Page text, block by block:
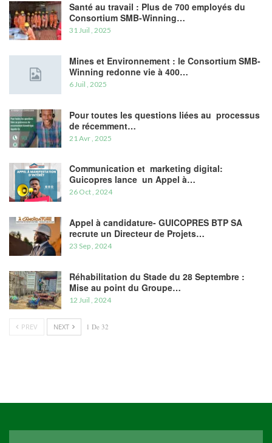
Santé au travail : Plus de 700 employés du
Consortium SMB-Winning…
31 Juil , 2025
Mines et Environnement : le Consortium SMB-
Winning redonne vie à 400…
6 Juil , 2025
Pour toutes les questions liées au processus
de récemment…
21 Avr , 2025
Communication et marketing digital:
Guicopres lance un Appel à…
26 Oct , 2024
Appel à candidature- GUICOPRES BTP SA
recrute un Directeur de Projets…
23 Sep , 2024
Réhabilitation du Stade du 28 Septembre :
Mise au point du Groupe…
12 Juil , 2024
PREV NEXT 1 De 32